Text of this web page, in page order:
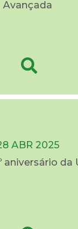
Avançada
ABR 2025
aniversário da